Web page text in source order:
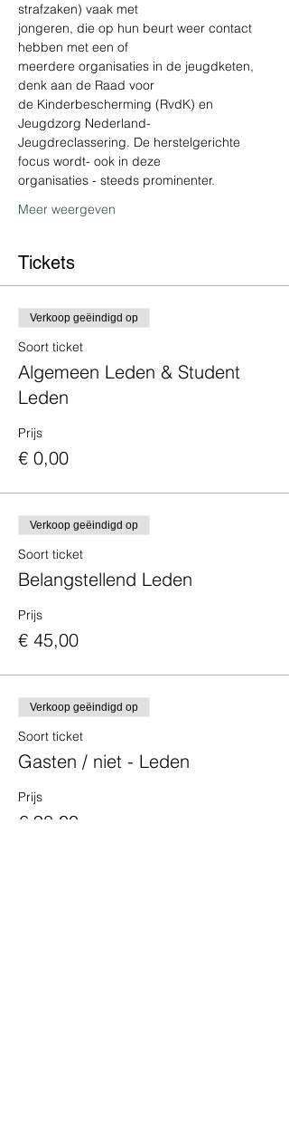
strafzaken) vaak met
jongeren, die op hun beurt weer contact
hebben met een of
meerdere organisaties in de jeugdketen,
denk aan de Raad voor
de Kinderbescherming (RvdK) en
Jeugdzorg Nederland-
Jeugdreclassering. De herstelgerichte
focus wordt- ook in deze
organisaties - steeds prominenter.
Meer weergeven
Tickets
Verkoop geëindigd op
Soort ticket
Algemeen Leden & Student
Leden
Prijs
€ 0,00
Verkoop geëindigd op
Soort ticket
Belangstellend Leden
Prijs
€ 45,00
Verkoop geëindigd op
Soort ticket
Gasten / niet - Leden
Prijs
€ 98,00